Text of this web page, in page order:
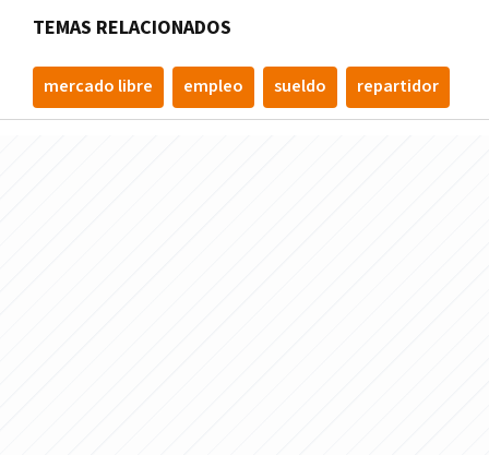
TEMAS RELACIONADOS
mercado libre empleo sueldo repartidor